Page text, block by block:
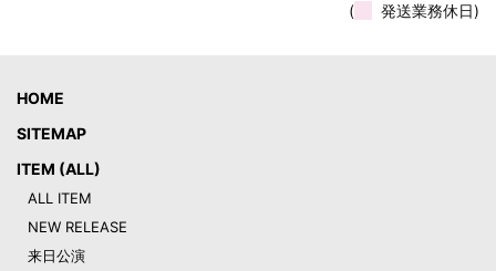
( 発送業務休日)
HOME
SITEMAP
ITEM (ALL)
ALL ITEM
NEW RELEASE
来日公演